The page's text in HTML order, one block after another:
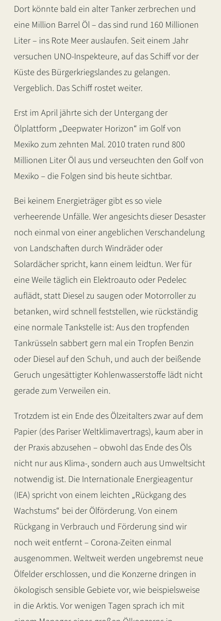
Dort könnte bald ein alter Tanker zerbrechen und
eine Million Barrel Öl – das sind rund 160 Millionen
Liter – ins Rote Meer auslaufen. Seit einem Jahr
versuchen UNO-Inspekteure, auf das Schiff vor der
Küste des Bürgerkriegslandes zu gelangen.
Vergeblich. Das Schiff rostet weiter.
Erst im April jährte sich der Untergang der
Ölplattform „Deepwater Horizon“ im Golf von
Mexiko zum zehnten Mal. 2010 traten rund 800
Millionen Liter Öl aus und verseuchten den Golf von
Mexiko – die Folgen sind bis heute sichtbar.
Bei keinem Energieträger gibt es so viele
verheerende Unfälle. Wer angesichts dieser Desaster
noch einmal von einer angeblichen Verschandelung
von Landschaften durch Windräder oder
Solardächer spricht, kann einem leidtun. Wer für
eine Weile täglich ein Elektroauto oder Pedelec
auflädt, statt Diesel zu saugen oder Motorroller zu
betanken, wird schnell feststellen, wie rückständig
eine normale Tankstelle ist: Aus den tropfenden
Tankrüsseln sabbert gern mal ein Tropfen Benzin
oder Diesel auf den Schuh, und auch der beißende
Geruch ungesättigter Kohlenwasserstoffe lädt nicht
gerade zum Verweilen ein.
Trotzdem ist ein Ende des Ölzeitalters zwar auf dem
Papier (des Pariser Weltklimavertrags), kaum aber in
der Praxis abzusehen – obwohl das Ende des Öls
nicht nur aus Klima-, sondern auch aus Umweltsicht
notwendig ist. Die Internationale Energieagentur
(IEA) spricht von einem leichten „Rückgang des
Wachstums“ bei der Ölförderung. Von einem
Rückgang in Verbrauch und Förderung sind wir
noch weit entfernt – Corona-Zeiten einmal
ausgenommen. Weltweit werden ungebremst neue
Ölfelder erschlossen, und die Konzerne dringen in
ökologisch sensible Gebiete vor, wie beispielsweise
in die Arktis. Vor wenigen Tagen sprach ich mit